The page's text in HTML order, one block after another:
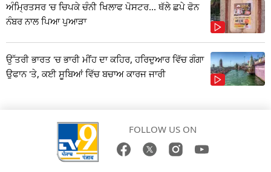
ਅੰਮ੍ਰਿਤਸਰ 'ਚ ਚਿਪਕੇ ਚੰਨੀ ਖਿਲਾਫ ਪੋਸਟਰ... ਥੱਲੇ ਛਪੇ ਫੋਨ
ਨੰਬਰ ਨਾਲ ਪਿਆ ਪੁਆੜਾ
ਉੱਤਰੀ ਭਾਰਤ 'ਚ ਭਾਰੀ ਮੀਂਹ ਦਾ ਕਹਿਰ, ਹਰਿਦੁਆਰ ਵਿੱਚ ਗੰਗਾ
ਉਫਾਨ 'ਤੇ, ਕਈ ਸੂਬਿਆਂ ਵਿੱਚ ਬਚਾਅ ਕਾਰਜ ਜਾਰੀ
FOLLOW US ON